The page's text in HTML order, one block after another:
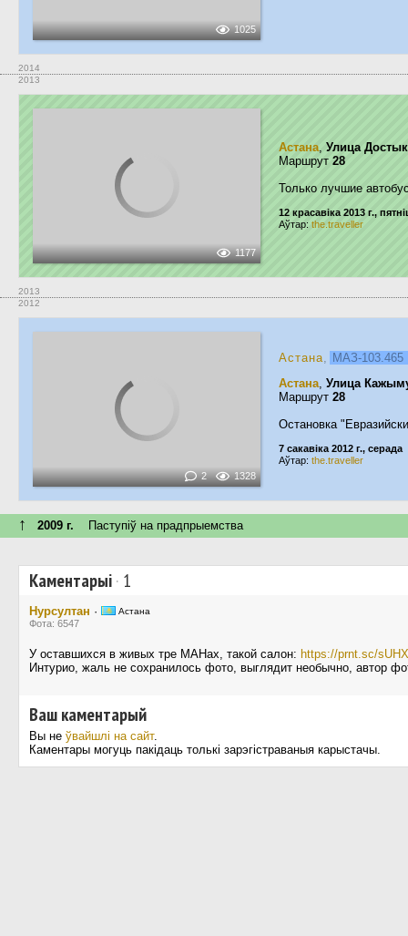
1025
2014
2013
1177
Астана, Улица Достык
Маршрут 28
Только лучшие
12 красавіка 2013 г.,
Аўтар: the.traveller
2013
2012
2 1328
Астана, МАЗ-103.465
Астана, Улица
Маршрут 28
Остановка
7 сакавіка 2012 г., серада
Аўтар: the.traveller
↑ 2009 г. Паступiў на прадпрыемства
Каментарыі· 1
Нурсултан · Астана
Фота: 6547
У оставшихся в живых тре МАНах, такой салон: https://prnt.sc/
Интурио, жаль не сохранилось фото, выглядит необычно, автор
Ваш каментарый
Вы не ўвайшлі на сайт.
Каментары могуць пакідаць толькі зарэгістраваныя карыстачы.